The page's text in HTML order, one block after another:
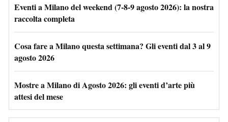
Eventi a Milano del weekend (7-8-9 agosto 2026): la nostra
raccolta completa
Cosa fare a Milano questa settimana? Gli eventi dal 3 al 9
agosto 2026
Mostre a Milano di Agosto 2026: gli eventi d’arte più
attesi del mese